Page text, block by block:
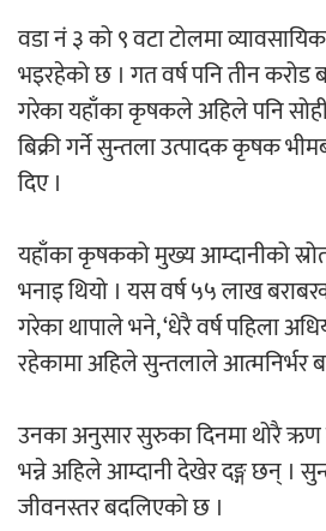
‘दुर्गा’ निर्माण गर्दै
वडा नं ३ को ९ वटा टोलमा
भइरहेको छ । गत वर्ष पनि तीन करोड
गरेका यहाँका कृषकले अहिले पनि सोही
बिक्री गर्ने सुन्तला उत्पादक कृषक
दिए ।
यहाँका कृषकको मुख्य आम्दानीको
भनाइ थियो । यस वर्ष ५५ लाख
गरेका थापाले भने, ‘धेरै वर्ष पहिला
रहेकामा अहिले सुन्तलाले आत्मनिर्भर
उनका अनुसार सुरुका दिनमा थोरै ऋण
भन्ने अहिले आम्दानी देखेर दङ्ग छन् ।
जीवनस्तर बदलिएको छ ।